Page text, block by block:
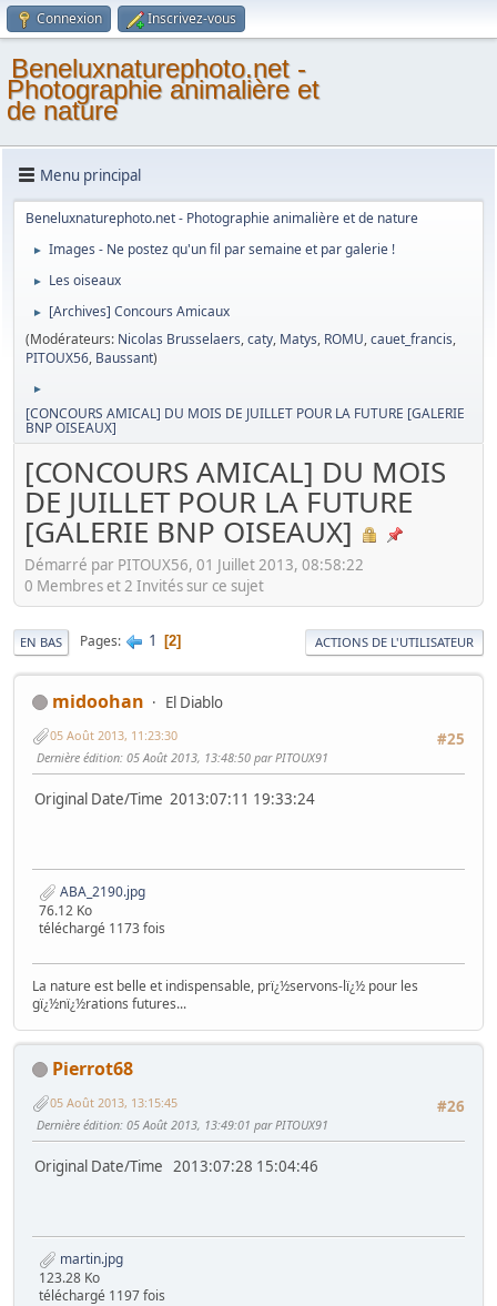
Connexion Inscrivez-vous
Beneluxnaturephoto.net -
Photographie animalière et
de nature
Menu principal
Beneluxnaturephoto.net - Photographie animalière et de nature
► Images - Ne postez qu'un fil par semaine et par galerie !
► Les oiseaux
►
[Archives] Concours Amicaux
(Modérateurs: Nicolas Brusselaers,caty, Matys, ROMU,cauet_francis,
PITOUX56, Baussant)
►
[CONCOURS AMICAL] DU MOIS DE JUILLET POUR LA FUTURE [GALERIE
BNP OISEAUX]
[CONCOURS AMICAL] DU MOIS
DE JUILLET POUR LA FUTURE
[GALERIE BNP OISEAUX]
Démarré par PITOUX56, 01 Juillet 2013, 08:58:22
0 Membres et 2 Invités sur ce sujet
EN BAS Pages 1 2 ACTIONS DE L'UTILISATEUR
midoohan
El Diablo
#25
05 Août 2013, 11:23:30
Dernière édition: 05 Août 2013, 13:48:50 par PITOUX91
Original Date/Time 2013:07:11 19:33:24
ABA_2190.jpg
76.12 Ko
téléchargé 1173 fois
La nature est belle et indispensable, prï¿½servons-lï¿½ pour les
gï¿½nï¿½rations futures...
Pierrot68
#26
05 Août 2013, 13:15:45
Dernière édition: 05 Août 2013, 13:49:01 par PITOUX91
Original Date/Time 2013:07:28 15:04:46
martin.jpg
123.28 Ko
téléchargé 1197 fois